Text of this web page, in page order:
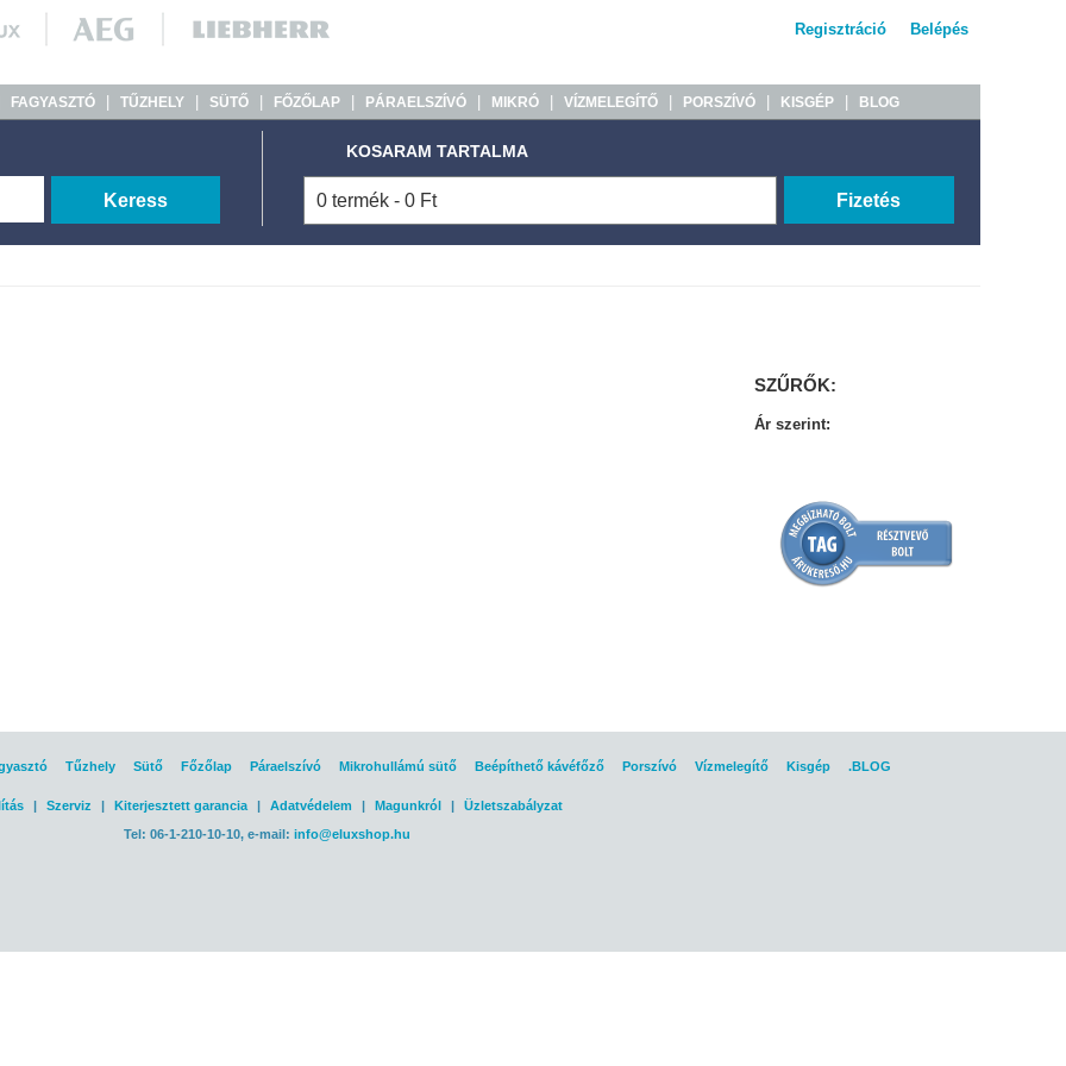
Regisztráció Belépés
FAGYASZTÓ TŰZHELY SÜTŐ FŐZŐLAP PÁRAELSZÍVÓ MIKRÓ VÍZMELEGÍTŐ PORSZÍVÓ KISGÉP BLOG
Keress
KOSARAM TARTALMA
0 termék - 0 Ft Fizetés
SZŰRŐK:
Ár szerint:
Tűzhely Sütő Főzőlap Páraelszívó Mikrohullámú sütő Beépíthető kávéfőző Porszívó Vízmelegítő Kisgép .BLOG
| Szerviz | Kiterjesztett garancia | Adatvédelem | Magunkról |
Üzletszabályzat
Tel: 06-1-210-10-10, e-mail: info@eluxshop.hu